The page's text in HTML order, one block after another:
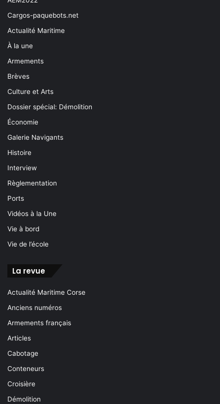
Cargos-paquebots.net
Actualité Maritime
À la une
Armements
Brèves
Culture et Arts
Dossier spécial: Démolition
Économie
Galerie Navigants
Histoire
Interview
Règlementation
Ports
Vidéos à la Une
Vie à bord
Vie de l’école
La revue
Actualité Maritime Corse
Anciens numéros
Armements français
Articles
Cabotage
Conteneurs
Croisière
Démolition